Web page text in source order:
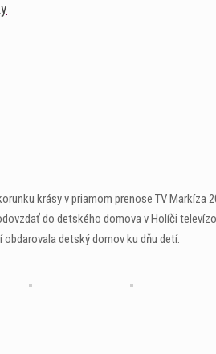
krásy v priamom prenose TV Markíza
do detského domova v Holíči
detský domov ku dňu detí.